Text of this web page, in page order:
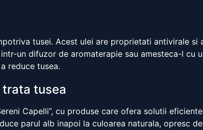
tusei. Acest ulei are proprietati antivirale
un difuzor de aromaterapie sau amesteca-l cu
reduce tusea.
tusea
Capelli”, cu produse care ofera solutii
parul alb inapoi la culoarea naturala, opresc